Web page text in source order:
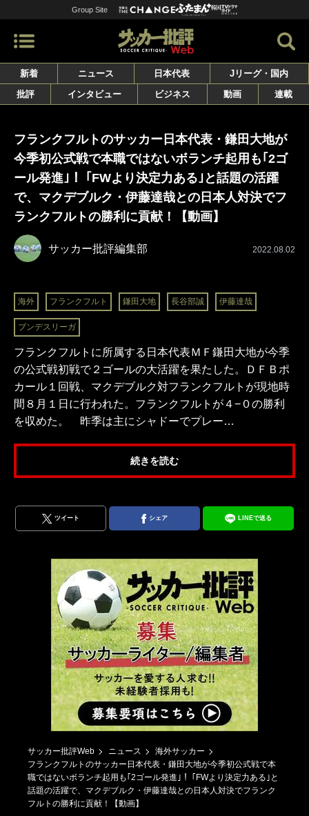
Group Site
新着 ニュース 日本代表
Jリーグ・国内
批評
インタビュー ビジネス 動画 連載
フランクフルトのサッカー日本代表・鎌田大地が
今季初公式戦で本職ではないボランチ起用も｢2ゴ
ール発進｣！ ｢FWより決定力ある｣と話題の活躍
で、マクデブルク・伊藤達哉との日本人対決でフ
ランクフルトの勝利に貢献！【動画】
サッカー批評編集部 2022.08.02
海外 フランクフルト 鎌田大地 長谷部誠 伊藤達哉
ブンデスリーガ
フランクフルトに所属する日本代表ＭＦ鎌田大地が今季
の公式戦初戦で２ゴールの大活躍を果たした。ＤＦＢポ
カール１回戦、マクデブルク対フランクフルトが現地時
間８月１日に行われた。フランクフルトが４−０の勝利
を収めた。 昨季は主にシャドーでプレー…
続きを読む
ツイート シェア LINEで送る
サッカー批評Web ニュース
海外サッカー
フランクフルトのサッカー日本代表・鎌田大地が今季初公式戦で本
職ではないボランチ起用も｢2ゴール発進｣！ ｢FWより決定力ある｣と
話題の活躍で、マクデブルク・伊藤達哉との日本人対決でフランク
フルトの勝利に貢献！【動画】